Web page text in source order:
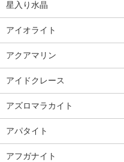
星入り水晶
アイオライト
アクアマリン
アイドクレース
アズロマラカイト
アパタイト
アフガナイト